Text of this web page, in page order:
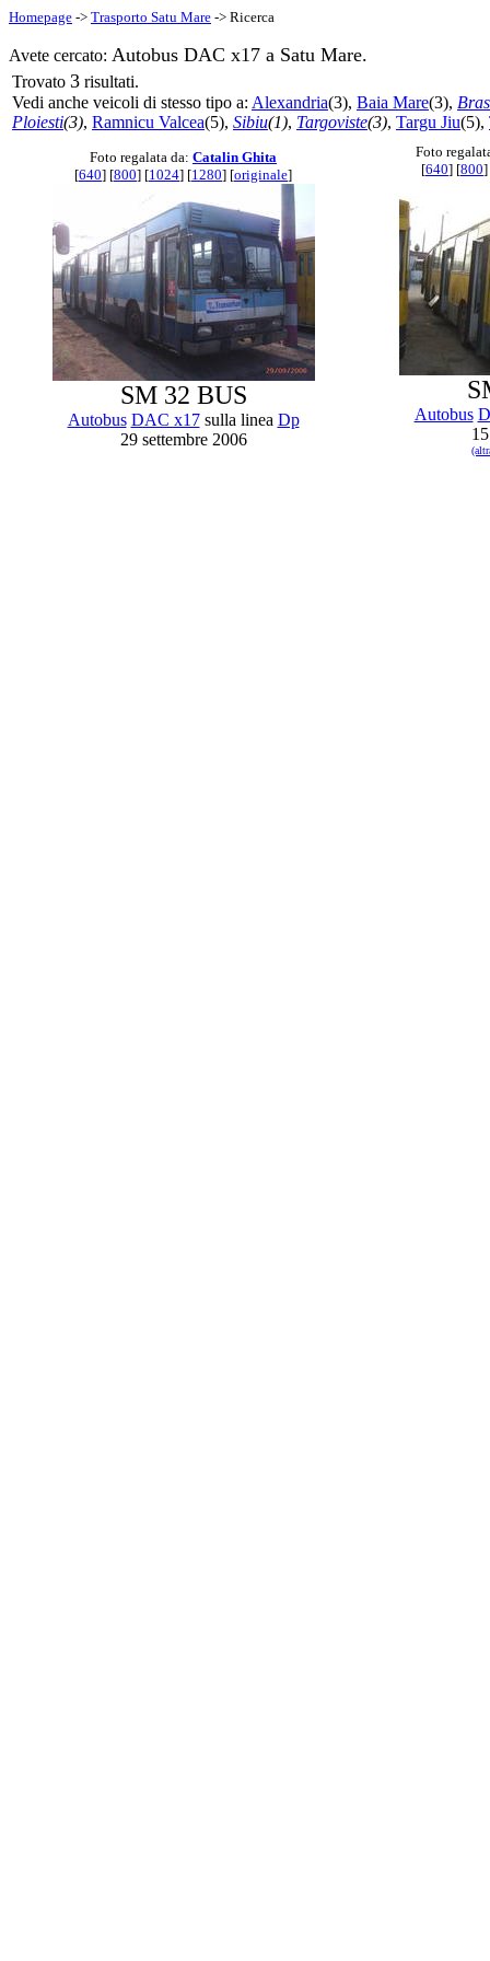
Homepage -> Trasporto Satu Mare -> Ricerca
Avete cercato: Autobus DAC x17 a Satu Mare.
Trovato 3 risultati.
Vedi anche veicoli di stesso tipo a: Alexandria(3), Baia Mare(3),
Ploiesti(3), Ramnicu Valcea(5), Sibiu(1), Targoviste(3), Targu Jiu(5),
Foto regalata da: Catalin Ghita
[640] [800] [1024] [1280] [originale]
SM 32 BUS
Autobus DAC x17sulla linea Dp
29 settembre 2006
Foto
[640] [800]
Autobus